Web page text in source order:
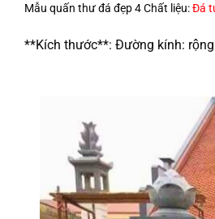
Mẫu quấn thư đá đẹp 4 Chất liệu:Đá
**Kích thước**: Đường kính: